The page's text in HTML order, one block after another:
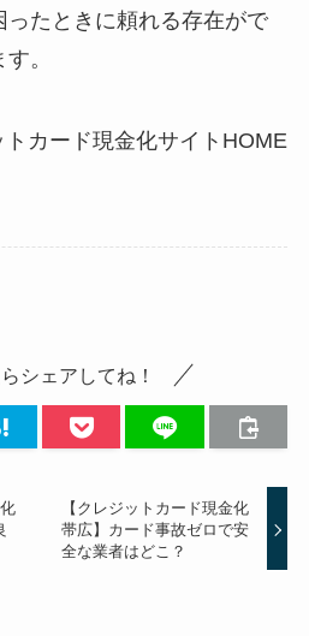
たときに頼れる存在がで
。
トカード現金化サイトHOME
シェアしてね！
【クレジットカード現金化
帯広】カード事故ゼロで安
全な業者はどこ？